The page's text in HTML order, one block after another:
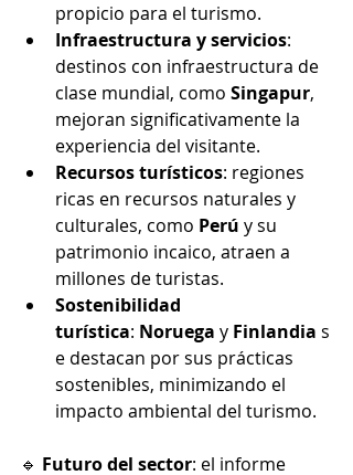
propicio para el turismo.
Infraestructura y servicios:
destinos con infraestructura de
clase mundial, como Singapur,
mejoran significativamente la
experiencia del visitante.
Recursos turísticos: regiones
ricas en recursos naturales y
culturales, como Perú y su
patrimonio incaico, atraen a
millones de turistas.
Sostenibilidad
turística: Noruega y Finlandia s
e destacan por sus prácticas
sostenibles, minimizando el
impacto ambiental del turismo.
🔹 Futuro del sector: el informe